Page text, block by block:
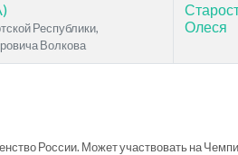
Республики,
Волкова
Олеся
России. Может участвовать на